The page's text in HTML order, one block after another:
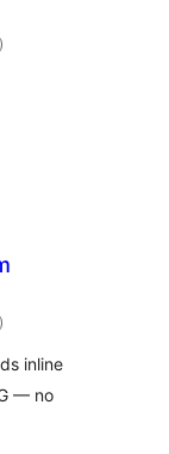
total
de
)
total
de
)
inline
— no